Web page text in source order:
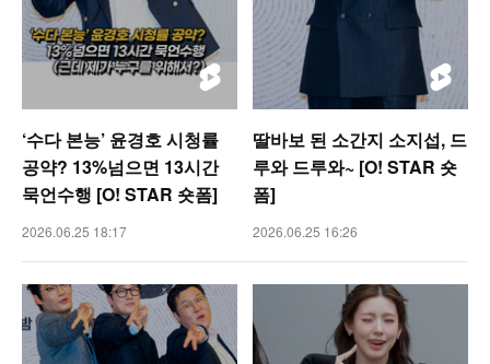
‘수다 본능’ 윤경호 시청률
공약? 13%넘으면 13시간
묵언수행 [O! STAR 숏폼]
2026.06.25 18:17
딸바보 된 소간지 소지섭, 드
루와 드루와~ [O! STAR 숏
폼]
2026.06.25 16:26